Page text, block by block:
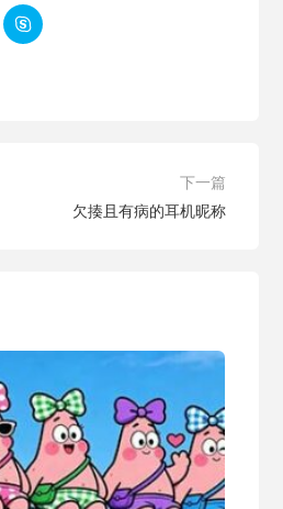

下一篇
欠揍且有病的耳机昵称